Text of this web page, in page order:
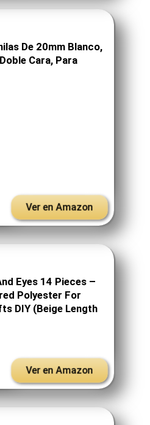
De 20mm Blanco,
Cara, Para
Ver en Amazon
Eyes 14 Pieces –
Polyester For
DIY (Beige Length
Ver en Amazon